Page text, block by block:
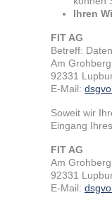
Ihren
FIT AG
Betreff:
Am
92331
E-Mail:
Soweit wir
Eingang
FIT AG
Am
92331
E-Mail: